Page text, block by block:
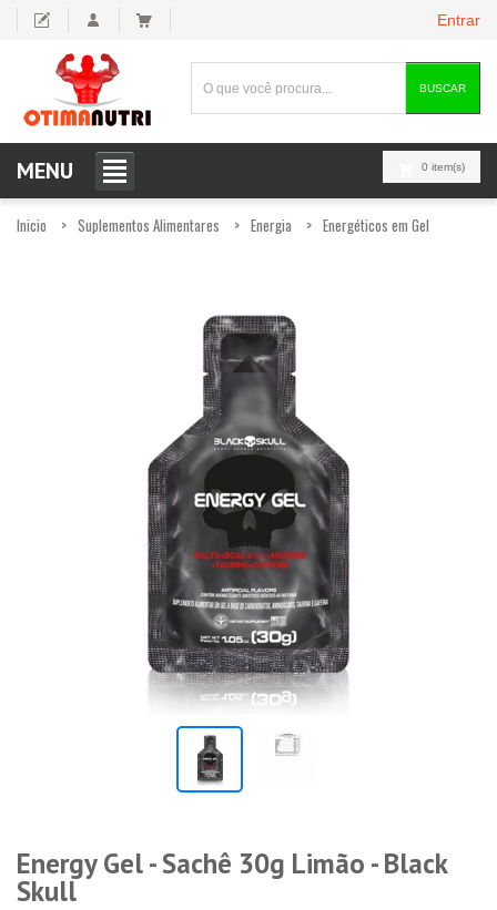
Entrar
BUSCAR
0 item(s)
MENU
Inicio Suplementos Alimentares Energia Energéticos em Gel
Energy Gel - Sachê 30g Limão - Black
Skull